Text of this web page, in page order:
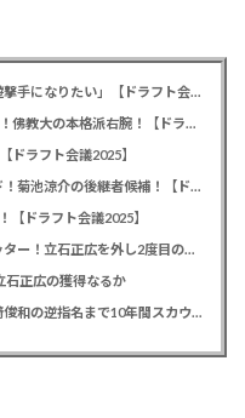
カープドラ6西川篤夢！「日本を代表する遊撃手になりたい」【ドラフト会議2025】
カープドラ5赤木晴哉！191cm最速153キロ！佛教大の本格派右腕！【ドラフト会議2025】
ドラフト会議2025】
カープドラ3勝田成！近畿大163cmセカンド！菊池涼介の後継者候補！【ドラフト会議2025】
【ドラフト会議2025】
カープドラ1平川蓮！187cmのスイッチヒッター！立石正広を外し2度目の重複も新井監督がクジを引き当てる！【ドラフト会議2025】
石正広の獲得なるか
緒方孝市カープドラ3指名で青学出禁！澤﨑俊和の逆指名まで10年間スカウト出禁